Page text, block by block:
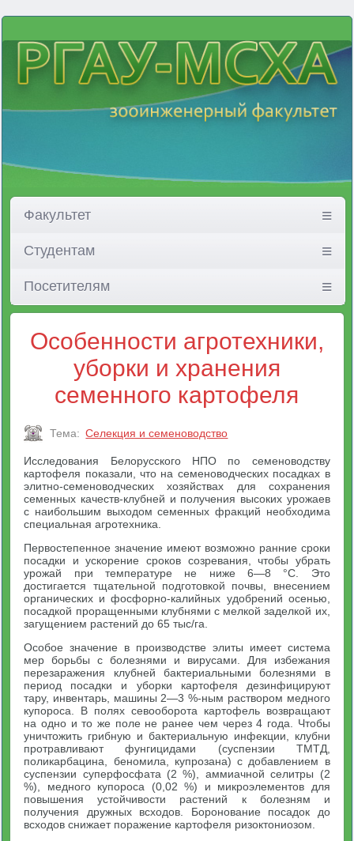
Факультет
Студентам
Посетителям
Особенности агротехники,
уборки и хранения
семенного картофеля
Тема: Селекция и семеноводство
Исследования Белорусского НПО по семеноводству
картофеля показали, что на семеноводческих посадках в
элитно-семеноводческих хозяйствах для сохранения
семенных качеств-клубней и получения высоких урожаев
с наибольшим выходом семенных фракций необходима
специальная агротехника.
Первостепенное значение имеют возможно ранние сроки
посадки и ускорение сроков созревания, чтобы убрать
урожай при температуре не ниже 6—8 °С. Это
достигается тщательной подготовкой почвы, внесением
органических и фосфорно-калийных удобрений осенью,
посадкой проращенными клубнями с мелкой заделкой их,
загущением растений до 65 тыс/га.
Особое значение в производстве элиты имеет система
мер борьбы с болезнями и вирусами. Для избежания
перезаражения клубней бактериальными болезнями в
период посадки и уборки картофеля дезинфицируют
тару, инвентарь, машины 2—3 %-ным раствором медного
купороса. В полях севооборота картофель возвращают
на одно и то же поле не ранее чем через 4 года. Чтобы
уничтожить грибную и бактериальную инфекции, клубни
протравливают фунгицидами (суспензии ТМТД,
поликарбацина, беномила, купрозана) с добавлением в
суспензии суперфосфата (2 %), аммиачной селитры (2
%), медного купороса (0,02 %) и микроэлементов для
повышения устойчивости растений к болезням и
получения дружных всходов. Боронование посадок до
всходов снижает поражение картофеля ризоктониозом.